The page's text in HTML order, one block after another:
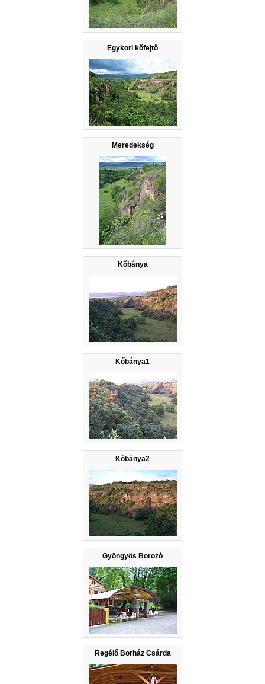
Egykori kőfejtő
Meredekség
Kőbánya
Kőbánya1
Kőbánya2
Gyöngyös Borozó
Regélő Borház Csárda